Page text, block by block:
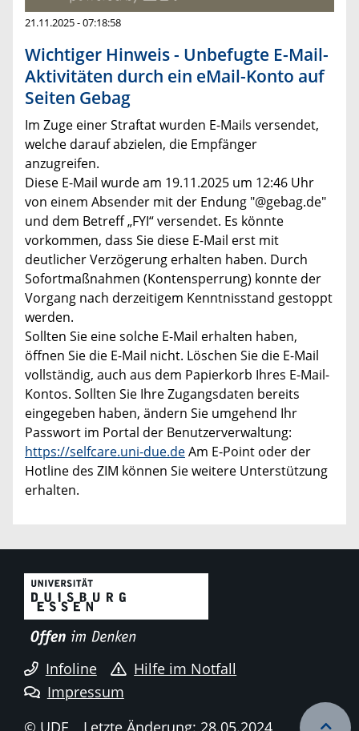
21.11.2025 - 07:18:58
Wichtiger Hinweis - Unbefugte E-Mail-
Aktivitäten durch ein eMail-Konto auf
Seiten Gebag
Im Zuge einer Straftat wurden E-Mails versendet,
welche darauf abzielen, die Empfänger
anzugreifen.
Diese E-Mail wurde am 19.11.2025 um 12:46 Uhr
von einem Absender mit der Endung "@gebag.de"
und dem Betreff „FYI“ versendet. Es könnte
vorkommen, dass Sie diese E-Mail erst mit
deutlicher Verzögerung erhalten haben. Durch
Sofortmaßnahmen (Kontensperrung) konnte der
Vorgang nach derzeitigem Kenntnisstand gestoppt
werden.
Sollten Sie eine solche E-Mail erhalten haben,
öffnen Sie die E-Mail nicht. Löschen Sie die E-Mail
vollständig, auch aus dem Papierkorb Ihres E-Mail-
Kontos. Sollten Sie Ihre Zugangsdaten bereits
eingegeben haben, ändern Sie umgehend Ihr
Passwort im Portal der Benutzerverwaltung:
https://selfcare.uni-due.deAm E-Point oder der
Hotline des ZIM können Sie weitere Unterstützung
erhalten.
Infoline
Hilfe im Notfall
Impressum
© UDE
Letzte Änderung: 28.05.2024